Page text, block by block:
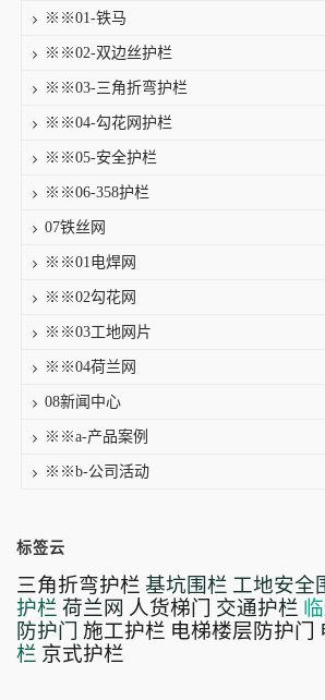
※※01-铁马
※※02-双边丝护栏
※※03-三角折弯护栏
※※04-勾花网护栏
※※05-安全护栏
※※06-358护栏
07铁丝网
※※01电焊网
※※02勾花网
※※03工地网片
※※04荷兰网
08新闻中心
※※a-产品案例
※※b-公司活动
标签云
三角折弯护栏 基坑围栏 工地安全
护栏 荷兰网 人货梯门 交通护栏
防护门 施工护栏 电梯楼层防护门
栏 京式护栏